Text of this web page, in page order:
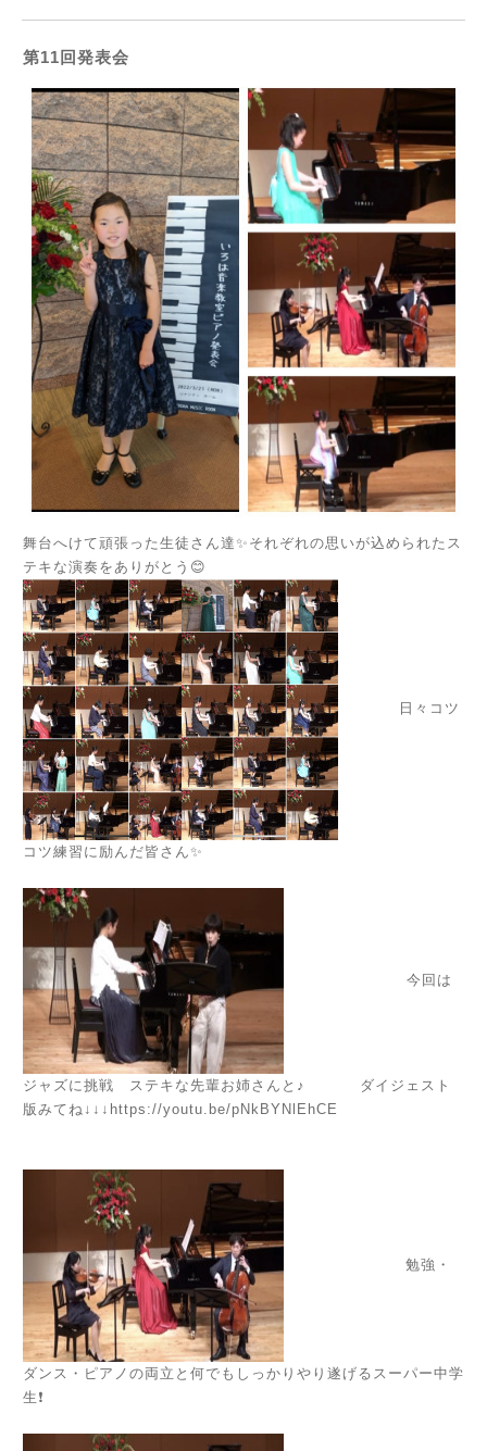
第11回発表会
舞台へけて頑張った生徒さん達✨それぞれの思いが込められたス
テキな演奏をありがとう😊
日々コツ
コツ練習に励んだ皆さん✨
今回は
ジャズに挑戦 ステキな先輩お姉さんと♪ ダイジェスト
版みてね↓↓↓ https://youtu.be/pNkBYNlEhCE
勉強・
ダンス・ピアノの両立と何でもしっかりやり遂げるスーパー中学
生❗️